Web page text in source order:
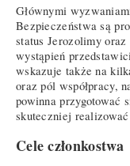
Głównymi
Bezpieczeństwa są
status Jerozolimy
wystąpień
wskazuje także na
oraz pól współpracy,
powinna przygotować
skuteczniej
Cele członkostwa